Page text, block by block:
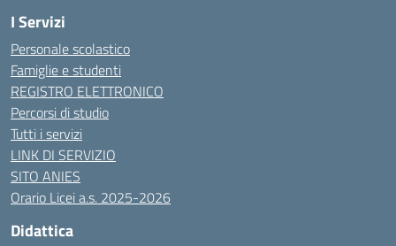
I Servizi
Personale scolastico
Famiglie e studenti
REGISTRO ELETTRONICO
Percorsi di studio
Tutti i servizi
LINK DI SERVIZIO
SITO ANIES
Orario Licei a.s. 2025-2026
Didattica